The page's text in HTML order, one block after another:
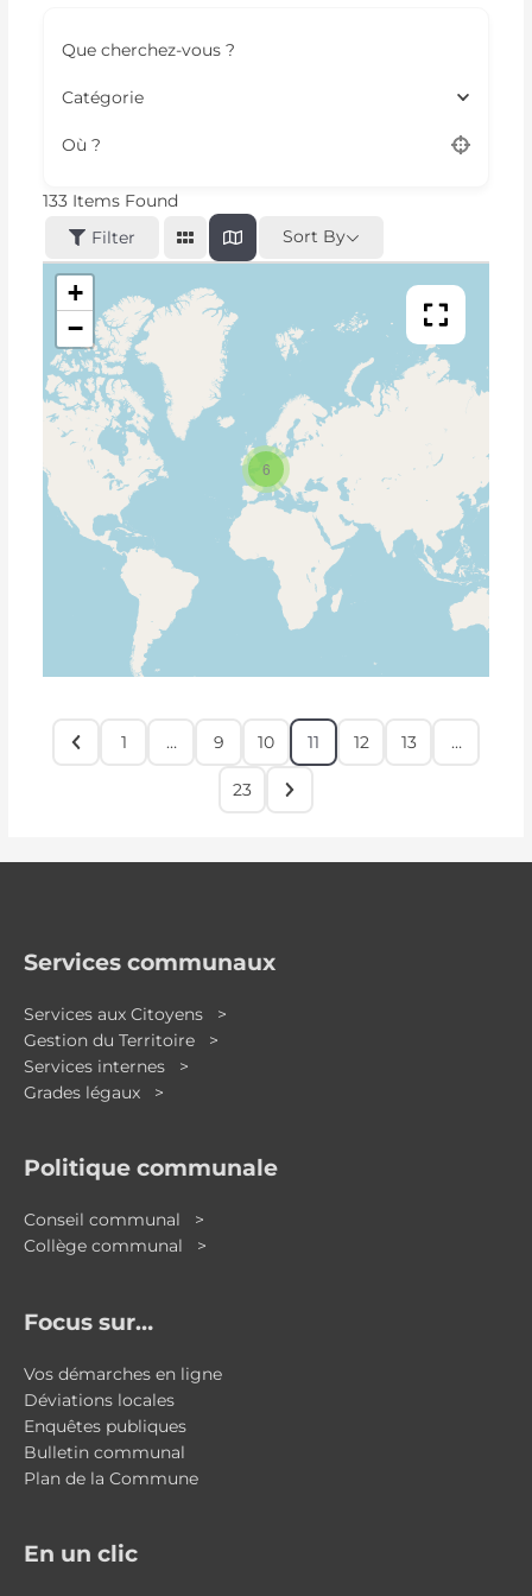
Que cherchez-vous ?
Catégorie
Où ?
133 Items Found
Filter
Sort By
6
+
−
1 … 9 10 11 12 13 …
23
Services communaux
Services aux Citoyens >
Gestion du Territoire >
Services internes >
Grades légaux >
Politique communale
Conseil communal >
Collège communal >
Focus sur…
Vos démarches en ligne
Déviations locales
Enquêtes publiques
Bulletin communal
Plan de la Commune
En un clic